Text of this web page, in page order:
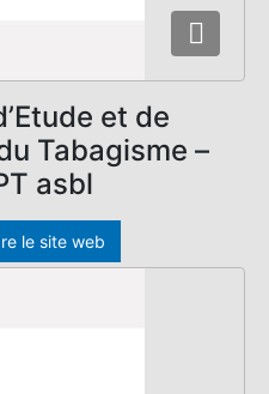
et de
Tabagisme –
asbl
le site web